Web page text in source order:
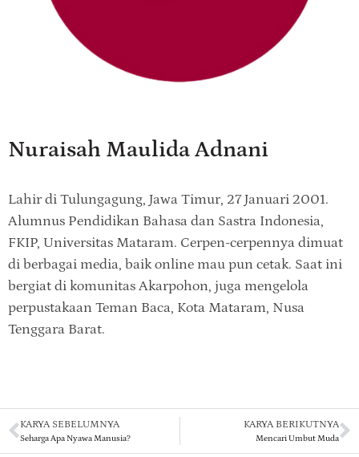
Nuraisah Maulida Adnani
Lahir di Tulungagung, Jawa Timur, 27 Januari 2001.
Alumnus Pendidikan Bahasa dan Sastra Indonesia,
FKIP, Universitas Mataram. Cerpen-cerpennya dimuat
di berbagai media, baik online mau pun cetak. Saat ini
bergiat di komunitas Akarpohon, juga mengelola
perpustakaan Teman Baca, Kota Mataram, Nusa
Tenggara Barat.
KARYA SEBELUMNYA
Seharga Apa Nyawa Manusia?
KARYA BERIKUTNYA
Mencari Umbut Muda